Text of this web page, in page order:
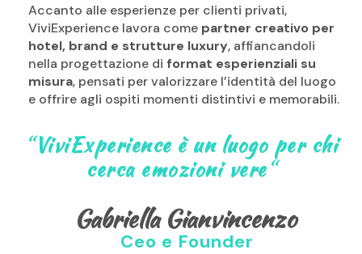
Accanto alle esperienze per clienti privati,
ViviExperience lavora come partner creativo per
hotel, brand e strutture luxury, affiancandoli
nella progettazione di format esperienziali su
misura, pensati per valorizzare l’identità del luogo
e offrire agli ospiti momenti distintivi e memorabili.
“ViviExperience è un luogo per chi
cerca emozioni vere“
Gabriella Gianvincenzo
Ceo e Founder